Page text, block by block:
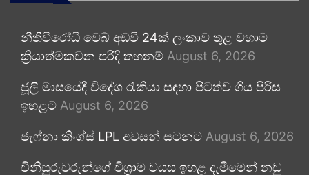
නීතිවිරෝධී වෙබ් අඩවි 24ක් ලංකාව තුළ වහාම
ක්‍රියාත්මකවන පරිදි තහනම් August 6, 2026
ජූලි මාසයේදී විදේශ රැකියා සඳහා පිටත්ව ගිය පිරිස
ඉහළට August 6, 2026
ජැෆ්නා කිංග්ස් LPL අවසන් සටනට August 6, 2026
විනිසුරුවරුන්ගේ විශ්‍රාම වයස ඉහළ දැමීමෙන් නඩු